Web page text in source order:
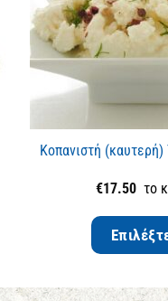
Κοπανιστή
€17.50το